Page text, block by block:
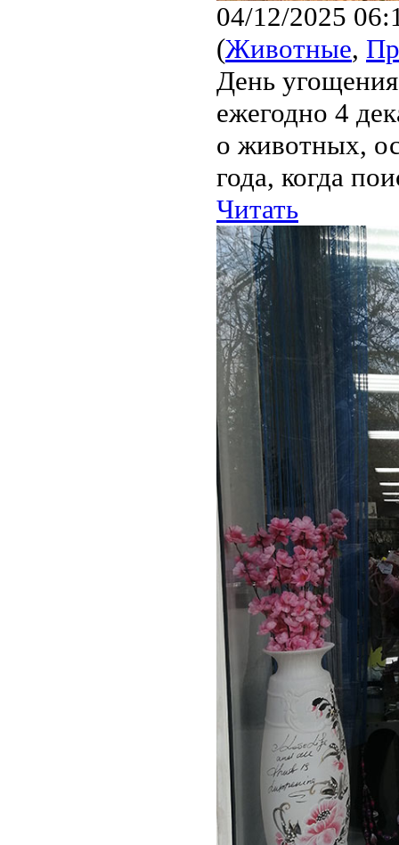
04/12/2025
(Животные,
День
ежегодно 4
о животных,
года, когда
Читать